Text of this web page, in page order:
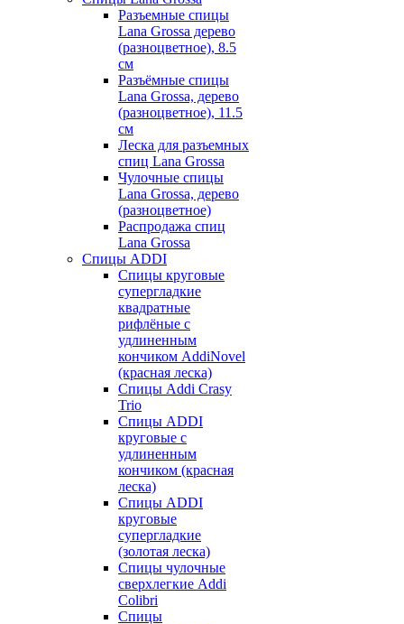
Разъемные спицы
Lana Grossa дерево
(разноцветное), 8.5
см
Разъёмные спицы
Lana Grossa, дерево
(разноцветное), 11.5
см
Леска для разъемных
спиц Lana Grossa
Чулочные спицы
Lana Grossa, дерево
(разноцветное)
Распродажа спиц
Lana Grossa
Спицы ADDI
Спицы круговые
супергладкие
квадратные
рифлёные с
удлиненным
кончиком AddiNovel
(красная леска)
Спицы Addi Crasy
Trio
Спицы ADDI
круговые с
удлиненным
кончиком (красная
леска)
Спицы ADDI
круговые
супергладкие
(золотая леска)
Спицы чулочные
сверхлегкие Addi
Colibri
Спицы